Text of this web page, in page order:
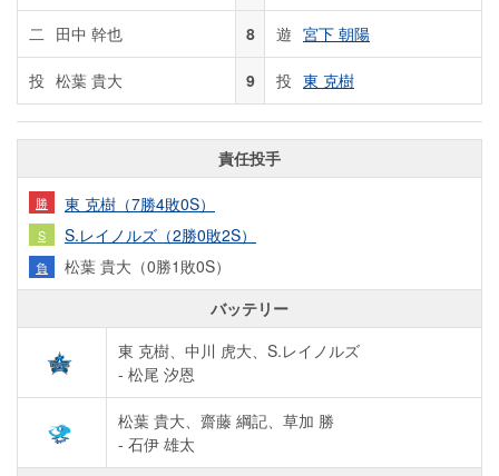
二 田中 幹也 8 遊 宮下 朝陽
投 松葉 貴大 9 投 東 克樹
責任投手
勝 東 克樹（7勝4敗0S）
S S.レイノルズ（2勝0敗2S）
負
松葉 貴大（0勝1敗0S）
バッテリー
東 克樹、中川 虎大、S.レイノルズ
- 松尾 汐恩
松葉 貴大、齋藤 綱記、草加 勝
- 石伊 雄太